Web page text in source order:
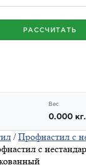
/Профнастил с
с